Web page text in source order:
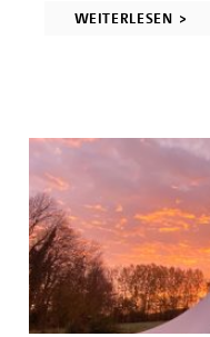
WEITERLESEN >